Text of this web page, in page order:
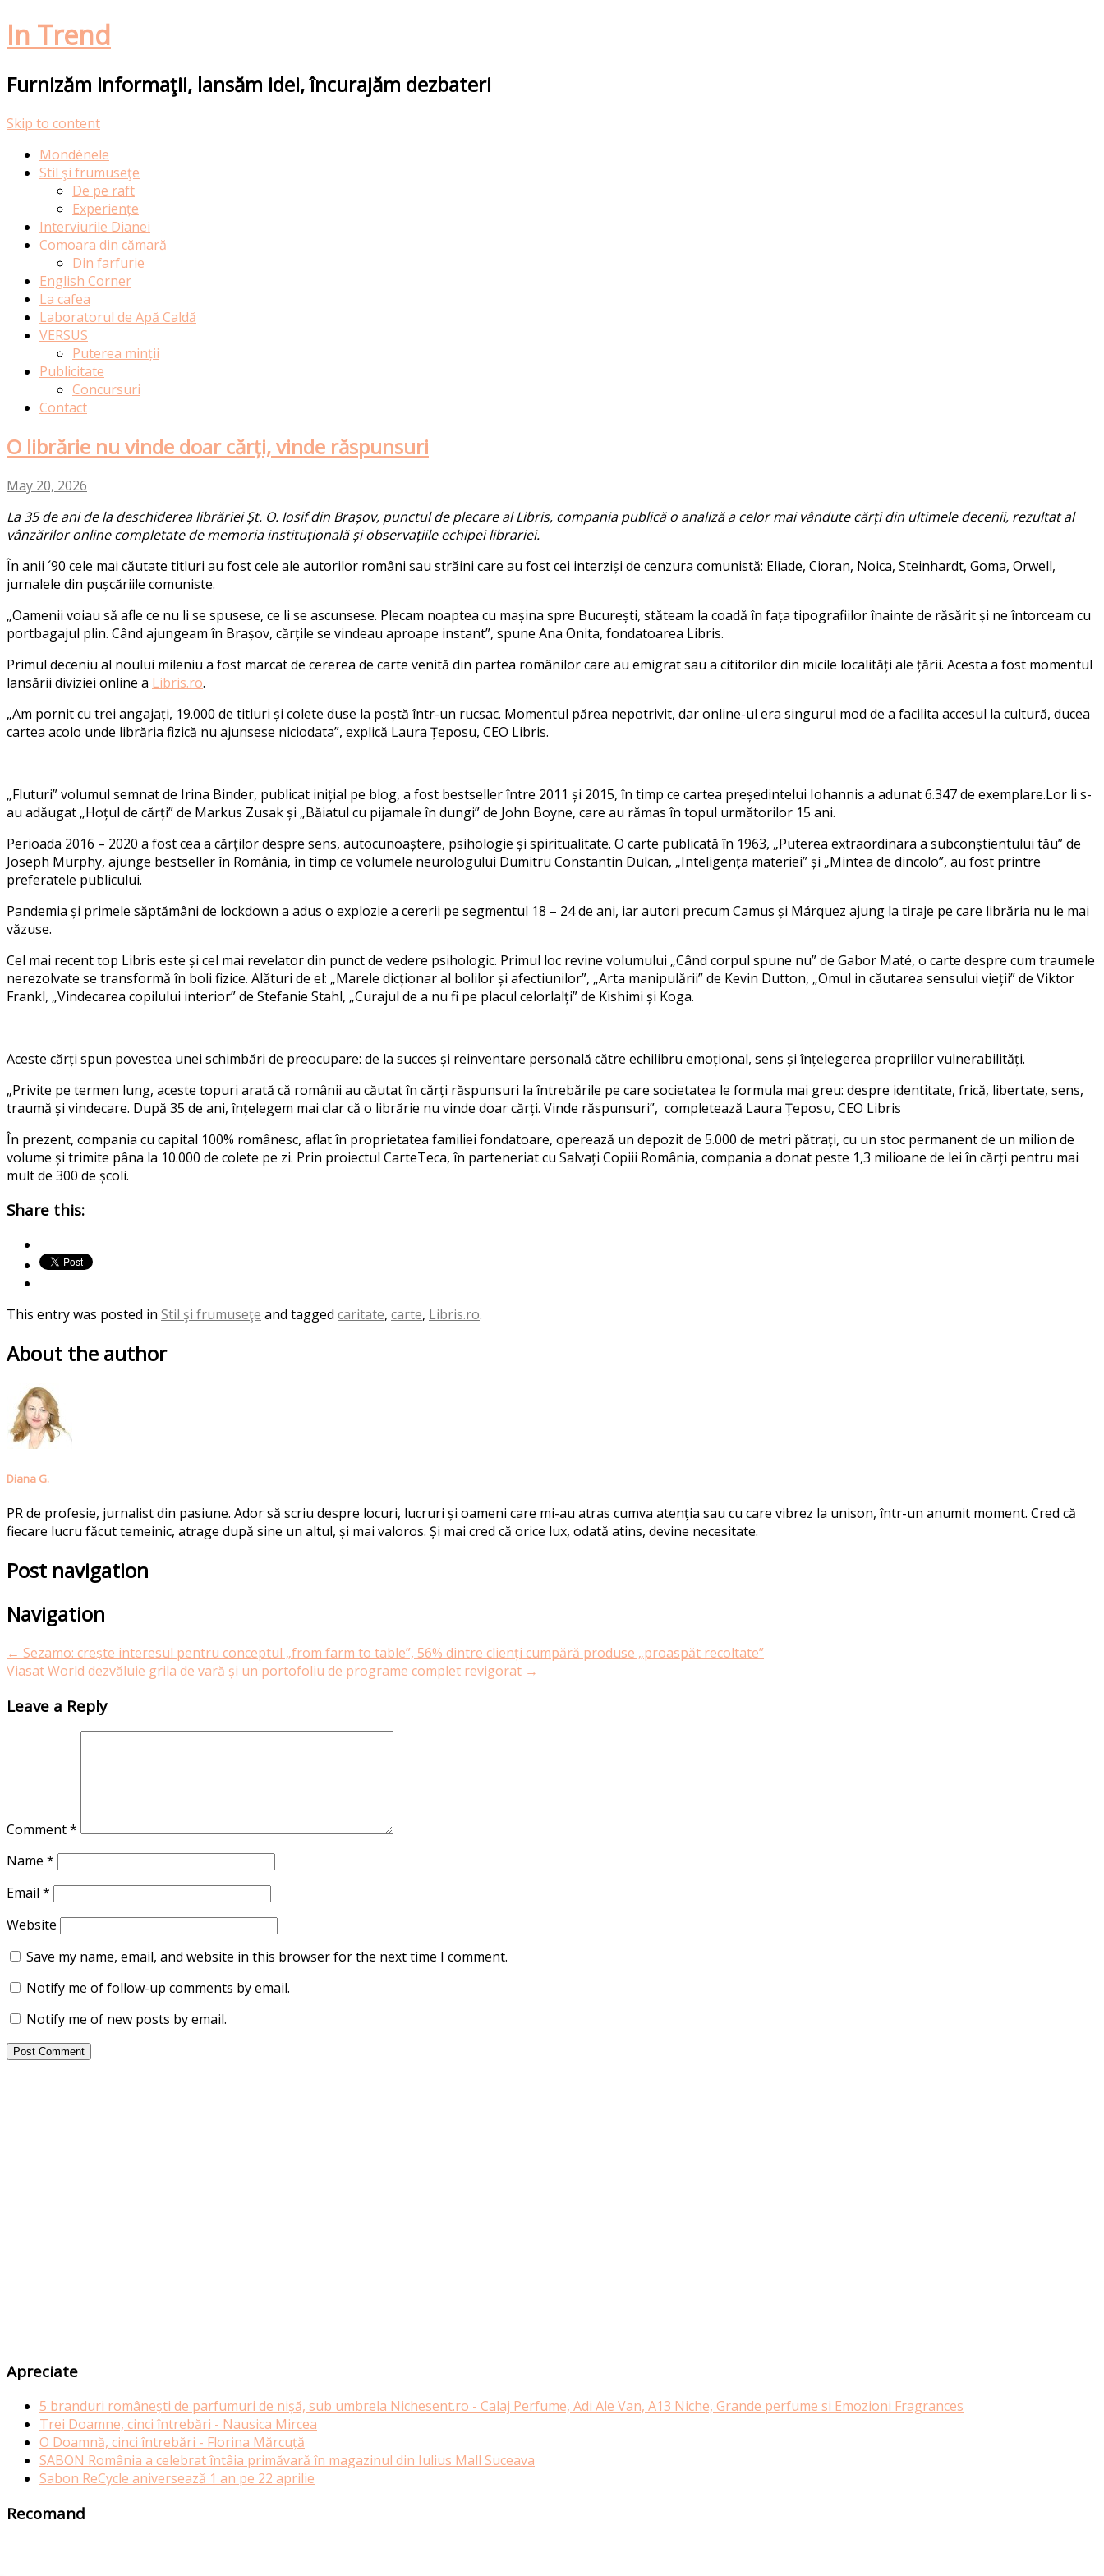
In Trend
Furnizăm informaţii, lansăm idei, încurajăm dezbateri
Skip to content
Mondènele
Stil şi frumuseţe
De pe raft
Experiențe
Interviurile Dianei
Comoara din cămară
Din farfurie
English Corner
La cafea
Laboratorul de Apă Caldă
VERSUS
Puterea minții
Publicitate
Concursuri
Contact
O librărie nu vinde doar cărți, vinde răspunsuri
May 20, 2026
La 35 de ani de la deschiderea librăriei Șt. O. Iosif din Brașov, punctul de plecare al Libris, compania publicăo analizăa celor mai vândute cărți din ultimele decenii, rezultat al
vânzăriloronline completate de memoria instituționalăși observațiile echipei librariei.
În anii ´90 cele mai căutate titluri au fost cele ale autorilor români sau străini care au fost cei interziși de cenzura comunistă: Eliade, Cioran, Noica, Steinhardt, Goma, Orwell,
jurnalele din pușcăriile comuniste.
„Oamenii voiau să afle ce nu li se spusese, ce li se ascunsese. Plecam noaptea cu mașina spre București, stăteam la coadă în fața tipografiilorînainte de răsărit și ne întorceam cu
portbagajul plin. Când ajungeam în Brașov, cărțile se vindeau aproape instant”, spune Ana Onita, fondatoarea Libris.
Primul deceniu al noului mileniu a fost marcat de cererea de carte venită din partea românilor care au emigratsau a cititorilor din micile localități ale țării. Acesta a fost momentul
lansării diviziei online a Libris.ro.
„Am pornit cu trei angajați, 19.000 de titluri și colete duse la poștă într-un rucsac. Momentul părea nepotrivit, dar online-ul era singurul mod de a facilita accesul la cultură, ducea
cartea acolo unde librăria fizică nu ajunsese niciodata”, explică Laura Țeposu, CEO Libris.
„Fluturi” volumul semnat de Irina Binder, publicat inițial pe blog, a fost bestsellerîntre 2011 și 2015, în timp ce cartea președintelui Iohannis a adunat6.347 de exemplare.Lor li s-
au adăugat „Hoțul de cărți”de Markus Zusak și „Băiatul cu pijamale în dungi”de John Boyne, care au rămas în topul următorilor 15 ani.
Perioada 2016 – 2020 a fost cea a cărțilordespre sens, autocunoaștere, psihologie și spiritualitate. O carte publicată în 1963, „Puterea extraordinara a subconștientului tău”de
Joseph Murphy, ajunge bestsellerîn România, în timp ce volumele neurologului Dumitru Constantin Dulcan, „Inteligența materiei”și „Mintea de dincolo”, au fost printre
preferatele publicului.
Pandemia și primele săptămâni de lockdown a adus o explozie a cererii pe segmentul 18 – 24 de ani, iar autori precum Camus și Márquez ajung la tiraje pe care librăria nu le mai
văzuse.
Cel mai recent top Libris este și cel mai revelator din punct de vedere psihologic. Primul loc revine volumului „Când corpul spune nu”de Gabor Maté, o carte despre cum traumele
nerezolvate se transformă în boli fizice. Alături de el: „Marele dicționar al bolilor și afectiunilor”, „Arta manipulării”de Kevin Dutton, „Omul in căutarea sensului vieții”de Viktor
Frankl, „Vindecarea copilului interior”de Stefanie Stahl, „Curajul de a nu fi pe placul celorlalți”de Kishimi și Koga.
Aceste cărți spun povestea unei schimbări de preocupare: de la succes și reinventare personală către echilibru emoțional, sens și înțelegerea propriilor vulnerabilități.
„Privite pe termen lung, aceste topuri arată că românii au căutatîn cărți răspunsuri la întrebările pe care societatea le formula mai greu: despre identitate, frică, libertate, sens,
traumă și vindecare. După 35 de ani, înțelegem mai clar că o librărie nu vinde doar cărți. Vinde răspunsuri”, completează Laura Țeposu, CEO Libris
În prezent, compania cu capital 100% românesc, aflatîn proprietatea familiei fondatoare, operează un depozit de 5.000 de metri pătrați, cu un stoc permanent de un milion de
volume și trimite pâna la 10.000 de colete pe zi. Prin proiectul CarteTeca, în parteneriat cu Salvați Copiii România, compania a donat peste 1,3 milioane de lei în cărți pentru mai
mult de 300 de școli.
Share this:
This entry was posted in Stil şi frumuseţe and tagged caritate, carte, Libris.ro.
About the author
Diana G.
PR de profesie, jurnalist din pasiune. Ador să scriu despre locuri, lucruri și oameni care mi-au atras cumva atenția sau cu care vibrez la unison, într-un anumit moment. Cred că
fiecare lucru făcut temeinic, atrage după sine un altul, și mai valoros. Și mai cred că orice lux, odată atins, devine necesitate.
Post navigation
Navigation
← Sezamo: crește interesul pentru conceptul „from farm to table”, 56% dintre clienți cumpără produse „proaspăt recoltate”
Viasat World dezvăluie grila de vară și un portofoliu de programe complet revigorat →
Leave a Reply
Comment*
Name *
Email *
Website
Save my name, email, and website in this browser for the next time I comment.
Notify me of follow-up comments by email.
Notify me of new posts by email.
Apreciate
5 branduri românești de parfumuri de nișă, sub umbrela Nichesent.ro - Calaj Perfume, Adi Ale Van, A13 Niche, Grande perfume si Emozioni Fragrances
Trei Doamne, cinci întrebări - Nausica Mircea
O Doamnă, cinci întrebări - Florina Mărcuță
SABON România a celebrat întâia primăvară în magazinul din Iulius Mall Suceava
Sabon ReCycle aniversează 1 an pe 22 aprilie
Recomand